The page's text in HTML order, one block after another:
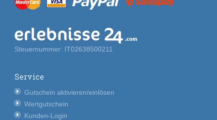
Steuernummer: IT02638500211
Service
Gutschein aktivieren/einlösen
Wertgutschein
Kunden-Login